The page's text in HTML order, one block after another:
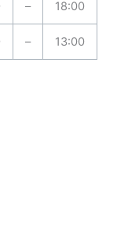
– 18:00
– 13:00